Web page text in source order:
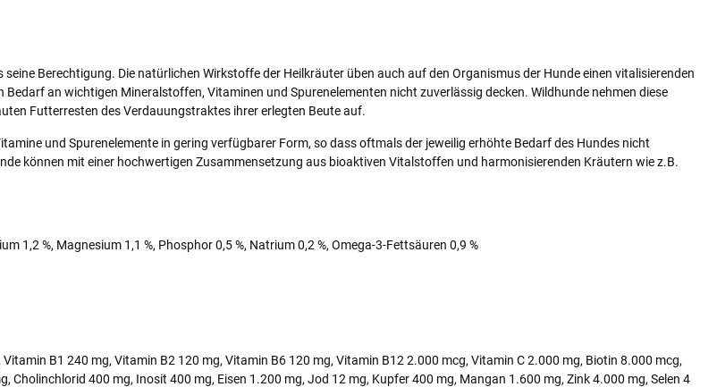
Berechtigung. Die natürlichen Wirkstoffe der Heilkräuter üben auch auf den Organismus der Hunde einen vitalisierenden
an wichtigen Mineralstoffen, Vitaminen und Spurenelementen nicht zuverlässig decken. Wildhunde nehmen diese
Futterresten des Verdauungstraktes ihrer erlegten Beute auf.
und Spurenelemente in gering verfügbarer Form, so dass oftmals der jeweilig erhöhte Bedarf des Hundes nicht
können mit einer hochwertigen Zusammensetzung aus bioaktiven Vitalstoffen und harmonisierenden Kräutern wie z.B.
1,2 %, Magnesium 1,1 %, Phosphor 0,5 %, Natrium 0,2 %, Omega-3-Fettsäuren 0,9 %
B1 240 mg, Vitamin B2 120 mg, Vitamin B6 120 mg, Vitamin B12 2.000 mcg, Vitamin C 2.000 mg, Biotin 8.000 mcg,
400 mg, Inosit 400 mg, Eisen 1.200 mg, Jod 12 mg, Kupfer 400 mg, Mangan 1.600 mg, Zink 4.000 mg, Selen 4